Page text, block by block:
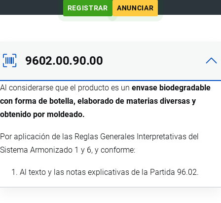
REGISTRAR
ANUNCIAR
9602.00.90.00
Al considerarse que el producto es un envase biodegradable
con forma de botella, elaborado de materias diversas y
obtenido por moldeado.
Por aplicación de las Reglas Generales Interpretativas del
Sistema Armonizado 1 y 6, y conforme:
Al texto y las notas explicativas de la Partida 96.02.